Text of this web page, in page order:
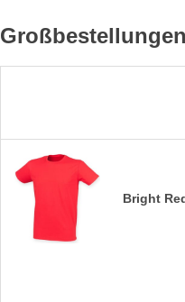
Großbestellungen
Bright